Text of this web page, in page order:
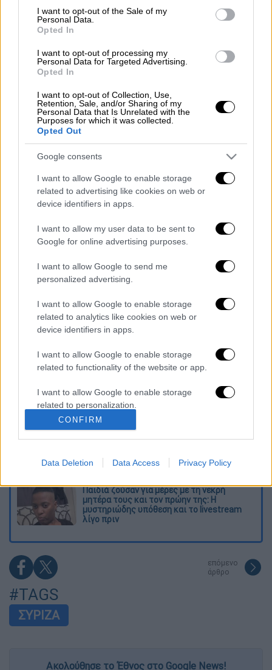
consent section.
I want to opt-out of the Sale of my
Personal Data.
Opted In
I want to opt-out of processing my
Personal Data for Targeted Advertising.
Opted In
I want to opt-out of Collection, Use,
Retention, Sale, and/or Sharing of my
Personal Data that Is Unrelated with the
Purposes for which it was collected.
Opted Out
Google consents
I want to allow Google to enable storage
related to advertising like cookies on web or
device identifiers in apps.
I want to allow my user data to be sent to
Google for online advertising purposes.
I want to allow Google to send me
personalized advertising.
I want to allow Google to enable storage
related to analytics like cookies on web or
device identifiers in apps.
I want to allow Google to enable storage
related to functionality of the website or app.
I want to allow Google to enable storage
related to personalization.
I want to allow Google to enable storage
related to security, including authentication
user protection.
CONFIRM
Data Deletion Data Access Privacy Policy
αμφισβητούν ενώ ιδιαίτερα σκληρός
εμφανίστηκε και απέναντι στην πρόταση του
Αλέξη Τσίπρα. «Ο Τσίπρας δεν είναι Θεός»
του φώναξαν σύνεδροι όταν έκανε αναφορά
στον πρώην Πρωθυπουργού
Τα σχολιά σας δημοσιεύονται άμεσα με δική σας ευθύνη. Το
ΕΘΝΟΣ θα παρεμβαίνει και τα προσβλητικά σχόλια θα
Διαβάστε ακόμη
μεγάλη φωτιά τη γειτονιά που κάποτε τους
έδιωχνε - «Πέρασε όλη η ζωή μπροστά μου»
Κυνήγι χρόνου στα λεωφορεία: Δρομολόγια
που «δεν βγαίνουν» και προειδοποιήσεις
Σοκ στο Μεξικό: Influencer εκτελέστηκε σε
κεφάλι
Παιδιά ζούσαν για μέρες με τη νεκρή
μητέρα τους και τον πρώην της: Η
μυστηριώδης υπόθεση και το livestream
λίγο πριν
επόμενο
άρθρο
#TAGS
ΣΥΡΙΖΑ
Ακολούθησε το Έθνος στο Google News!